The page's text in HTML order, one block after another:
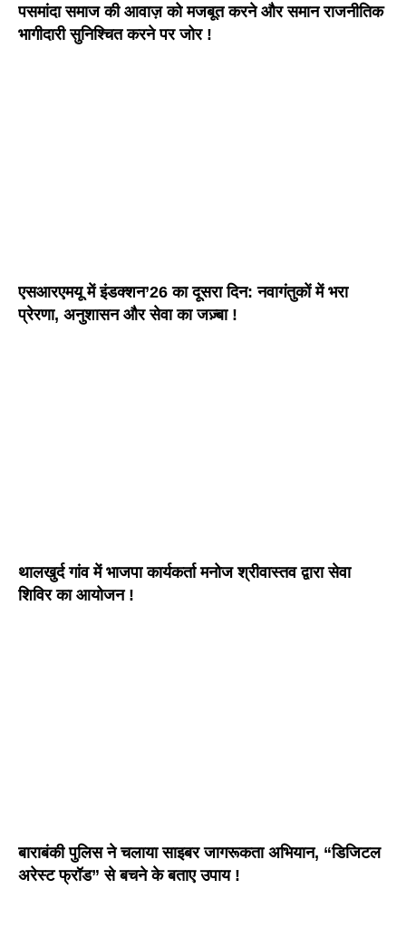
पसमांदा समाज की आवाज़ को मजबूत करने और समान राजनीतिक
भागीदारी सुनिश्चित करने पर जोर !
एसआरएमयू में इंडक्शन’26 का दूसरा दिन: नवागंतुकों में भरा
प्रेरणा, अनुशासन और सेवा का जज़्बा !
थालखुर्द गांव में भाजपा कार्यकर्ता मनोज श्रीवास्तव द्वारा सेवा
शिविर का आयोजन !
बाराबंकी पुलिस ने चलाया साइबर जागरूकता अभियान, “डिजिटल
अरेस्ट फ्रॉड” से बचने के बताए उपाय !